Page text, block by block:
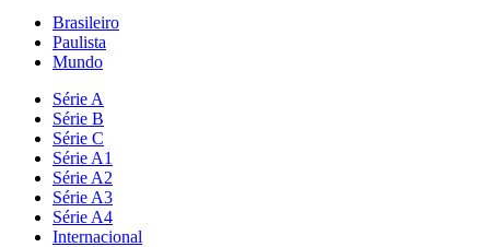
Brasileiro
Paulista
Mundo
Série A
Série B
Série C
Série A1
Série A2
Série A3
Série A4
Internacional